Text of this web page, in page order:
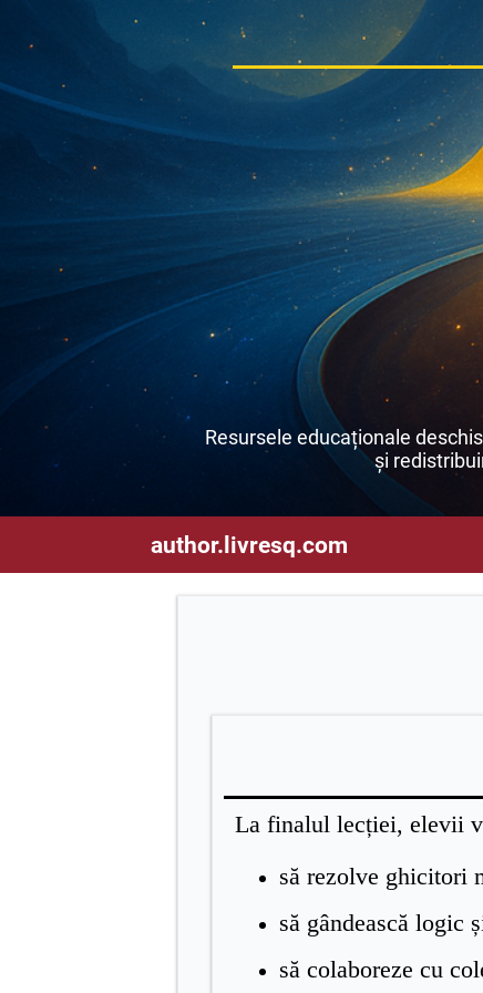
Resursele educaționale
și
author.livresq.com
La finalul lecției, elevii
să rezolve ghicitori
să gândească logic
să colaboreze cu